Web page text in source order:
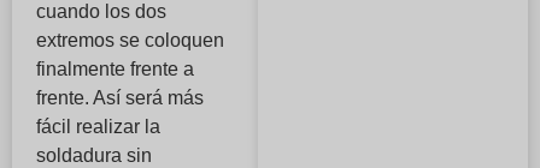
cuando los dos
extremos se coloquen
finalmente frente a
frente. Así será más
fácil realizar la
soldadura sin